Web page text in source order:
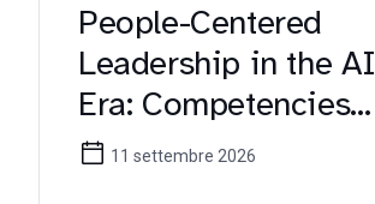
People-Centered
Leadership in the AI
Era: Competencies
for Future
11 settembre 2026